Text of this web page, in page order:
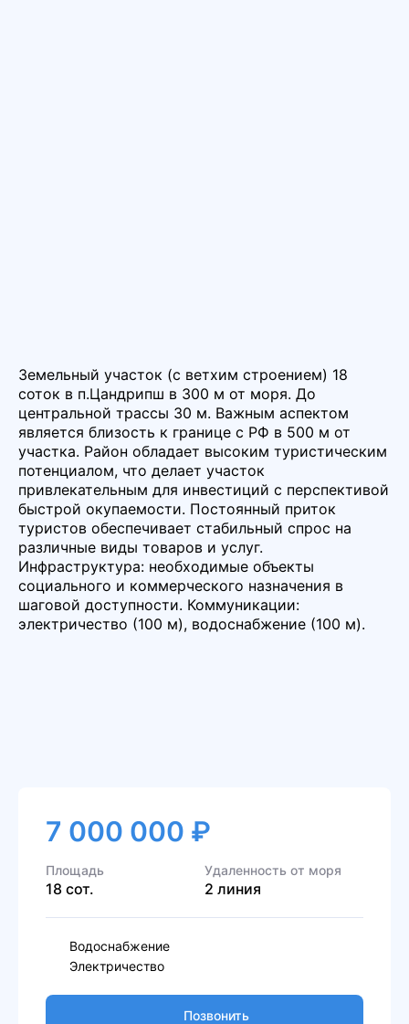
Земельный участок (с ветхим строением) 18
соток в п.Цандрипш в 300 м от моря. До
центральной трассы 30 м. Важным аспектом
является близость к границе с РФ в 500 м от
участка. Район обладает высоким туристическим
потенциалом, что делает участок
привлекательным для инвестиций с перспективой
быстрой окупаемости. Постоянный приток
туристов обеспечивает стабильный спрос на
различные виды товаров и услуг.
Инфраструктура: необходимые объекты
социального и коммерческого назначения в
шаговой доступности. Коммуникации:
электричество (100 м), водоснабжение (100 м).
7 000 000 ₽
Площадь
18 сот.
Удаленность от моря
2 линия
Водоснабжение
Электричество
Позвонить